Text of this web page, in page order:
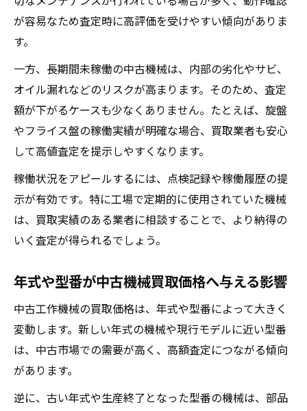
が容易なため査定時に高評価を受けやすい傾向がありま
す。
一方、長期間未稼働の中古機械は、内部の劣化やサビ、
オイル漏れなどのリスクが高まります。そのため、査定
額が下がるケースも少なくありません。たとえば、旋盤
やフライス盤の稼働実績が明確な場合、買取業者も安心
して高値査定を提示しやすくなります。
稼働状況をアピールするには、点検記録や稼働履歴の提
示が有効です。特に工場で定期的に使用されていた機械
は、買取実績のある業者に相談することで、より納得の
いく査定が得られるでしょう。
年式や型番が中古機械買取価格へ与える影響
中古工作機械の買取価格は、年式や型番によって大きく
変動します。新しい年式の機械や現行モデルに近い型番
は、中古市場での需要が高く、高額査定につながる傾向
があります。
逆に、古い年式や生産終了となった型番の機械は、部品